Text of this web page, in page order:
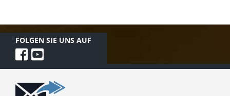
FOLGEN SIE UNS AUF